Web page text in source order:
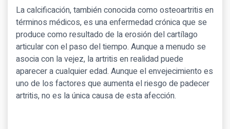
La calcificación, también conocida como osteoartritis en
términos médicos, es una enfermedad crónica que se
produce como resultado de la erosión del cartílago
articular con el paso del tiempo. Aunque a menudo se
asocia con la vejez, la artritis en realidad puede
aparecer a cualquier edad. Aunque el envejecimiento es
uno de los factores que aumenta el riesgo de padecer
artritis, no es la única causa de esta afección.